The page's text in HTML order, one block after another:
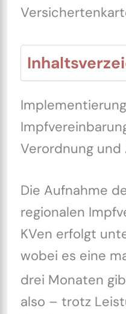
Verordnung
Die Aufnahme
regionalen
KVen erfolgt
wobei es eine
drei Monaten
also – trotz